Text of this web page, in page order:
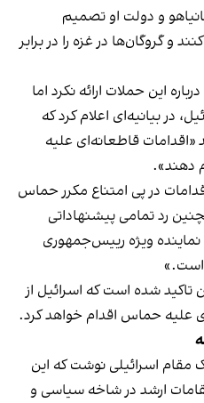
و دولت او تصمیم
و گروگان‌ها در غزه را در برابر
این حملات ارائه نکرد اما
در بیانیه‌ای اعلام کرد که
«اقدامات قاطعانه‌ای علیه
دهند».
در پی امتناع مکرر حماس
رد تمامی پیشنهاداتی
ویژه رییس‌جمهوری
است.»
تاکید شده است که اسرائیل از
علیه حماس اقدام خواهد کرد.
اسرائیلی نوشت که این
ارشد در شاخه سیاسی و